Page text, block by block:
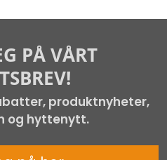
PÅ VÅRT
produktnyheter,
og hyttenytt.